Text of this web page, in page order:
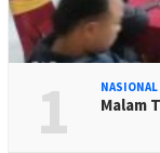
1 NASIONAL
Malam